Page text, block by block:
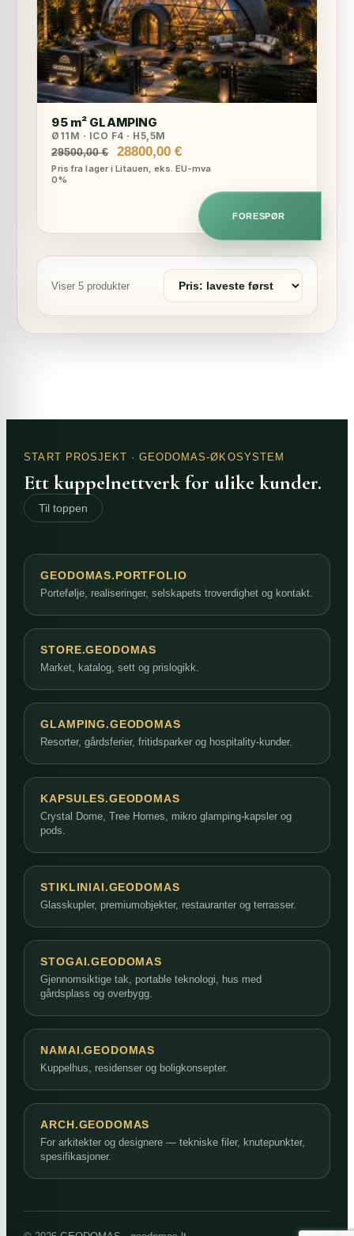
95 m² GLAMPING
Ø11M · ICO F4 · H5,5M
29500,00€
Opprinnelig
pris
28800,00€Nåværende
pris
28800,00 €.
Pris fra lager i Litauen, eks. EU-mva
0%
FORESPØR
Viser 5 produkter
Sorter
produkter
START PROSJEKT · GEODOMAS-ØKOSYSTEM
Ett kuppelnettverk for ulike kunder.
Til toppen
GEODOMAS.PORTFOLIO
Portefølje, realiseringer, selskapets troverdighet og kontakt.
STORE.GEODOMAS
Market, katalog, sett og prislogikk.
GLAMPING.GEODOMAS
Resorter, gårdsferier, fritidsparker og hospitality-kunder.
KAPSULES.GEODOMAS
Crystal Dome, Tree Homes, mikro glamping-kapsler og
pods.
STIKLINIAI.GEODOMAS
Glasskupler, premiumobjekter, restauranter og terrasser.
STOGAI.GEODOMAS
Gjennomsiktige tak, portable teknologi, hus med
gårdsplass og overbygg.
NAMAI.GEODOMAS
Kuppelhus, residenser og boligkonsepter.
ARCH.GEODOMAS
For arkitekter og designere — tekniske filer, knutepunkter,
spesifikasjoner.